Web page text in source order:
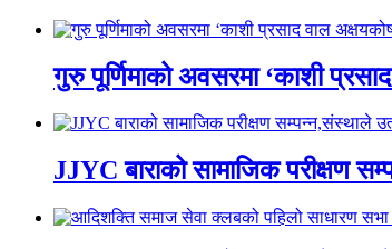
गुरु पूर्णिमाको अवसरमा ‘काशी प्रसाद
JJYC बाराको सामाजिक परीक्षण